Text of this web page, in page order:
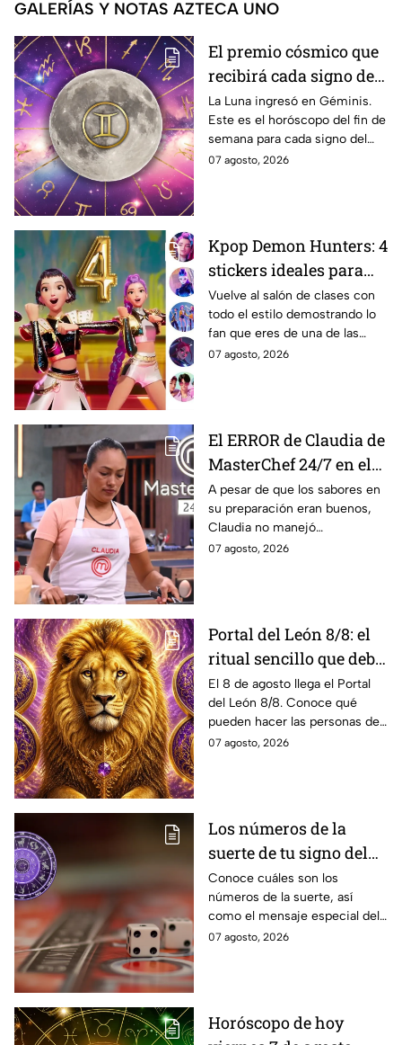
GALERÍAS Y NOTAS AZTECA UNO
El premio cósmico que
recibirá cada signo del
7 al 9 de agosto gracias
a la influencia de la
Luna en Géminis
La Luna ingresó en Géminis.
Este es el horóscopo del fin de
semana para cada signo del
zodiaco.
07 agosto, 2026
Kpop Demon Hunters: 4
stickers ideales para
decorar tu estuche este
regreso a clases 2026;
lucirás como toda una
guerrera Huntrix
Vuelve al salón de clases con
todo el estilo demostrando lo
fan que eres de una de las
películas más icónicas de
07 agosto, 2026
El ERROR de Claudia de
MasterChef 24/7 en el
reto de la pizza que casi
le cuesta un delantal
negro
A pesar de que los sabores en
su preparación eran buenos,
Claudia no manejó
correctamente un ingrediente
07 agosto, 2026
Portal del León 8/8: el
ritual sencillo que debe
hacer cada signo este 8
de agosto para atraer la
abundancia
El 8 de agosto llega el Portal
del León 8/8. Conoce qué
pueden hacer las personas de
cada signo del zodiaco para
07 agosto, 2026
Los números de la
suerte de tu signo del
zodíaco hoy viernes 7
de agosto
Conoce cuáles son los
números de la suerte, así
como el mensaje especial del
universo para cada uno de los
07 agosto, 2026
Horóscopo de hoy